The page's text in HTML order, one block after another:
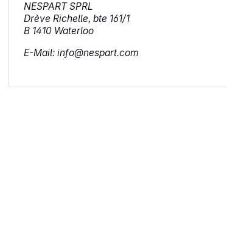
NESPART SPRL
Drève Richelle, bte 161/1
B 1410 Waterloo
E-Mail: info@nespart.com